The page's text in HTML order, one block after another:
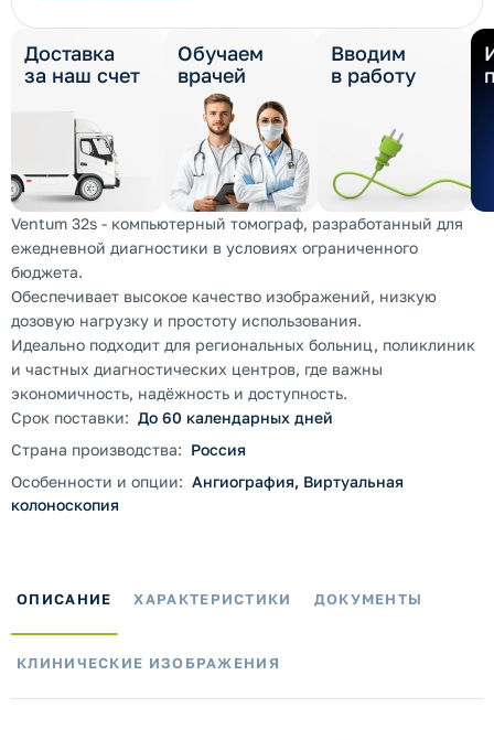
Доставка
за наш счет
Обучаем
врачей
Вводим
в работу
Ventum 32s - компьютерный томограф, разработанный для
ежедневной диагностики в условиях ограниченного
бюджета.
Обеспечивает высокое качество изображений, низкую
дозовую нагрузку и простоту использования.
Идеально подходит для региональных больниц, поликлиник
и частных диагностических центров, где важны
экономичность, надёжность и доступность.
Срок поставки: До 60 календарных дней
Страна производства: Россия
Особенности и опции: Ангиография, Виртуальная
колоноскопия
ОПИСАНИЕ ХАРАКТЕРИСТИКИ ДОКУМЕНТЫ
КЛИНИЧЕСКИЕ ИЗОБРАЖЕНИЯ